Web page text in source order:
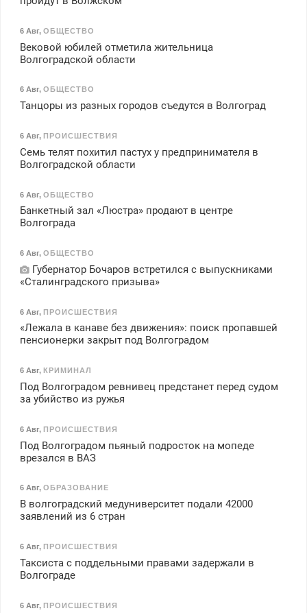
6 Авг, ОБЩЕСТВО
Вековой юбилей отметила жительница
Волгоградской области
6 Авг, ОБЩЕСТВО
Танцоры из разных городов съедутся в Волгоград
6 Авг, ПРОИСШЕСТВИЯ
Семь телят похитил пастух у предпринимателя в
Волгоградской области
6 Авг, ОБЩЕСТВО
Банкетный зал «Люстра» продают в центре
Волгограда
6 Авг, ОБЩЕСТВО
Губернатор Бочаров встретился с выпускниками
«Сталинградского призыва»
6 Авг, ПРОИСШЕСТВИЯ
«Лежала в канаве без движения»: поиск пропавшей
пенсионерки закрыт под Волгоградом
6 Авг, КРИМИНАЛ
Под Волгоградом ревнивец предстанет перед судом
за убийство из ружья
6 Авг, ПРОИСШЕСТВИЯ
Под Волгоградом пьяный подросток на мопеде
врезался в ВАЗ
6 Авг, ОБРАЗОВАНИЕ
В волгоградский медуниверситет подали 42000
заявлений из 6 стран
6 Авг, ПРОИСШЕСТВИЯ
Таксиста с поддельными правами задержали в
Волгограде
6 Авг, ПРОИСШЕСТВИЯ